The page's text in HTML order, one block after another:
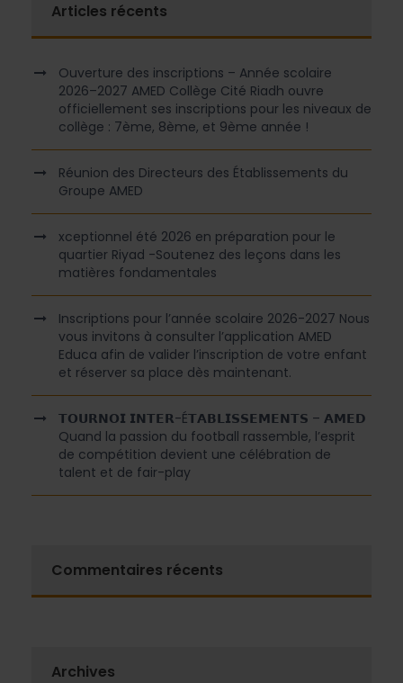
Articles récents
Ouverture des inscriptions – Année scolaire
2026–2027 AMED Collège Cité Riadh ouvre
officiellement ses inscriptions pour les niveaux de
collège : 7ème, 8ème, et 9ème année !
Réunion des Directeurs des Établissements du
Groupe AMED
xceptionnel été 2026 en préparation pour le
quartier Riyad -Soutenez des leçons dans les
matières fondamentales
Inscriptions pour l’année scolaire 2026-2027 Nous
vous invitons à consulter l’application AMED
Educa afin de valider l’inscription de votre enfant
et réserver sa place dès maintenant.
𝗧𝗢𝗨𝗥𝗡𝗢𝗜 𝗜𝗡𝗧𝗘𝗥-É𝗧𝗔𝗕𝗟𝗜𝗦𝗦𝗘𝗠𝗘𝗡𝗧𝗦 – 𝗔𝗠𝗘𝗗
Quand la passion du football rassemble, l’esprit
de compétition devient une célébration de
talent et de fair-play
Commentaires récents
Archives